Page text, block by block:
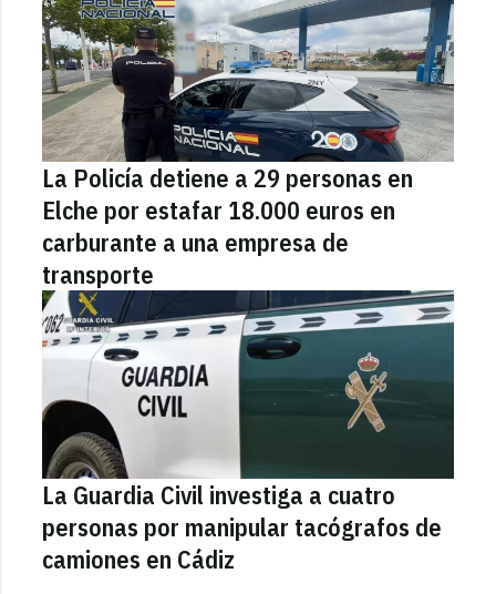
La Policía detiene a 29 personas en
Elche por estafar 18.000 euros en
carburante a una empresa de
transporte
La Guardia Civil investiga a cuatro
personas por manipular tacógrafos de
camiones en Cádiz